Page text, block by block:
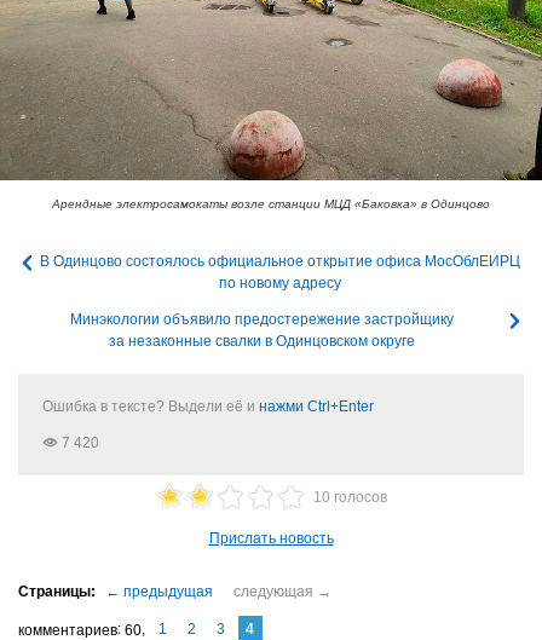
Арендные электросамокаты возле станции МЦД «Баковка» в Одинцово
В Одинцово состоялось официальное открытие офиса МосОблЕИРЦ
по новому адресу
Минэкологии объявило предостережение застройщику
за незаконные свалки в Одинцовском округе
Ошибка в тексте? Выдели её и нажми Ctrl+Enter
7 420
10 голосов
Прислать новость
комментариев 60 1 2 3
4